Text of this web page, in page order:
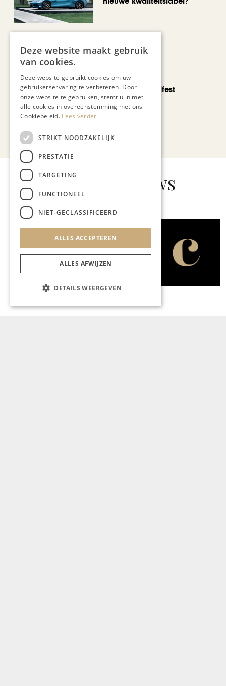
CHAPEAU TV
Noorbeek Foodfest
Bekijk alle artikelen
Gerelateerd nieuws
KUNST & CULTUUR
Vakmanschap is
meesterschap
Deze website maakt gebruik
van cookies.
Deze website gebruikt cookies om uw
gebruikerservaring te verbeteren. Door
onze website te gebruiken, stemt u in met
alle cookies in overeenstemming met ons
Cookiebeleid. Lees verder
STRIKT NOODZAKELIJK
PRESTATIE
TARGETING
FUNCTIONEEL
NIET-GECLASSIFICEERD
ALLES ACCEPTEREN
ALLES AFWIJZEN
DETAILS WEERGEVEN